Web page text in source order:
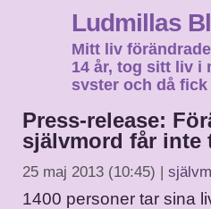
Ludmillas
Mitt liv
14 år, tog sitt liv i
syster och då
Press-release:
självmord får
25 maj 2013 (10:45) |
1400 personer tar sina